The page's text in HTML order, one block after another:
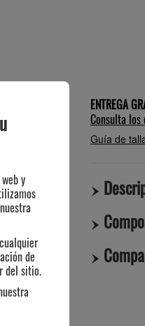
ENTREGA
Consulta
Guía de
y
de
del sitio.